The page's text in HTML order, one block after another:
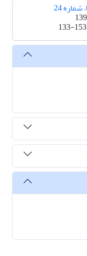
133-153